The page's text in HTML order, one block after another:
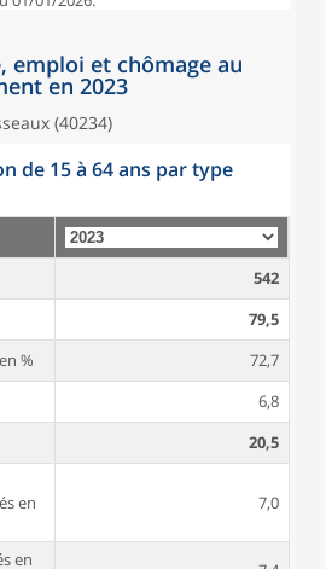
emploi et chômage au
en 2023
(40234)
de 15 à 64 ans par type
542
79,5
%
72,7
6,8
20,5
en
7,0
en